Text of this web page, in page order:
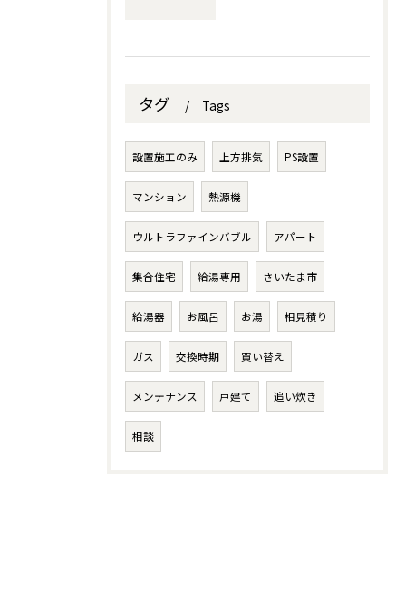
タグ Tags
設置施工のみ 上方排気 PS設置
マンション 熱源機
ウルトラファインバブル アパート
集合住宅 給湯専用 さいたま市
給湯器 お風呂 お湯 相見積り
ガス 交換時期 買い替え
メンテナンス 戸建て 追い炊き
相談